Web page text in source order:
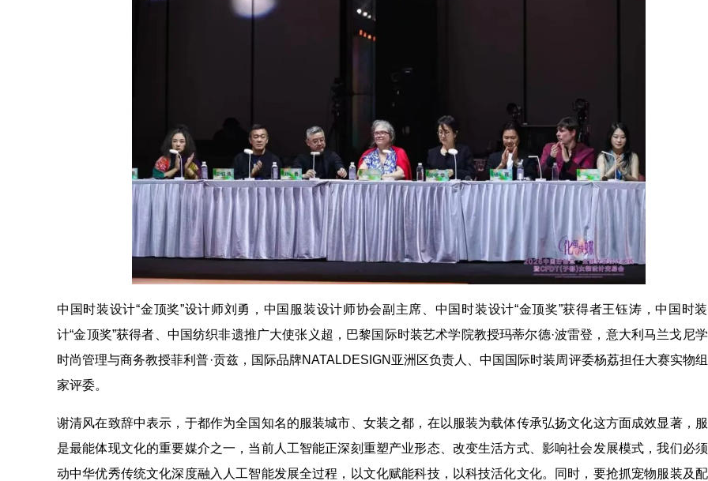
中国时装设计“金顶奖”设计师刘勇，中国服装设计师协会副主席、中国时装设计“金顶奖”获得者王钰涛，中国时
计“金顶奖”获得者、中国纺织非遗推广大使张义超，巴黎国际时装艺术学院教授玛蒂尔德·波雷登，意大利马兰戈尼
时尚管理与商务教授菲利普·贡兹，国际品牌NATALDESIGN亚洲区负责人、中国国际时装周评委杨荔担任大赛实物
家评委。
谢清风在致辞中表示，于都作为全国知名的服装城市、女装之都，在以服装为载体传承弘扬文化这方面成效显著，
是最能体现文化的重要媒介之一，当前人工智能正深刻重塑产业形态、改变生活方式、影响社会发展模式，我们必
动中华优秀传统文化深度融入人工智能发展全过程，以文化赋能科技，以科技活化文化。同时，要抢抓宠物服装及